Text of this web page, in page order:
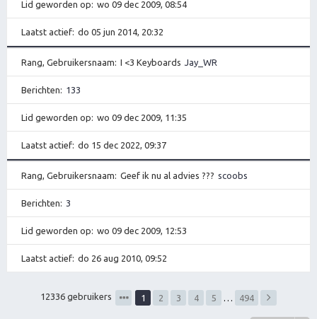
Lid geworden op wo 09 dec 2009, 08:54
Laatst actief do 05 jun 2014, 20:32
Rang, Gebruikersnaam I <3 Keyboards Jay_WR
Berichten 133
Lid geworden op wo 09 dec 2009, 11:35
Laatst actief do 15 dec 2022, 09:37
Rang, Gebruikersnaam Geef ik nu al advies ??? scoobs
Berichten 3
Lid geworden op wo 09 dec 2009, 12:53
Laatst actief do 26 aug 2010, 09:52
12336 gebruikers 1 2 3 4 5 494